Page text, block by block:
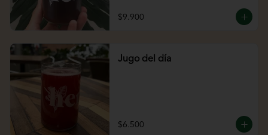
$9.900
Jugo del día
$6.500